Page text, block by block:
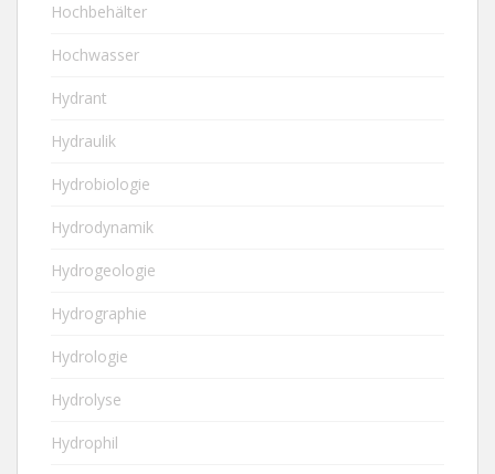
Hochbehälter
Hochwasser
Hydrant
Hydraulik
Hydrobiologie
Hydrodynamik
Hydrogeologie
Hydrographie
Hydrologie
Hydrolyse
Hydrophil